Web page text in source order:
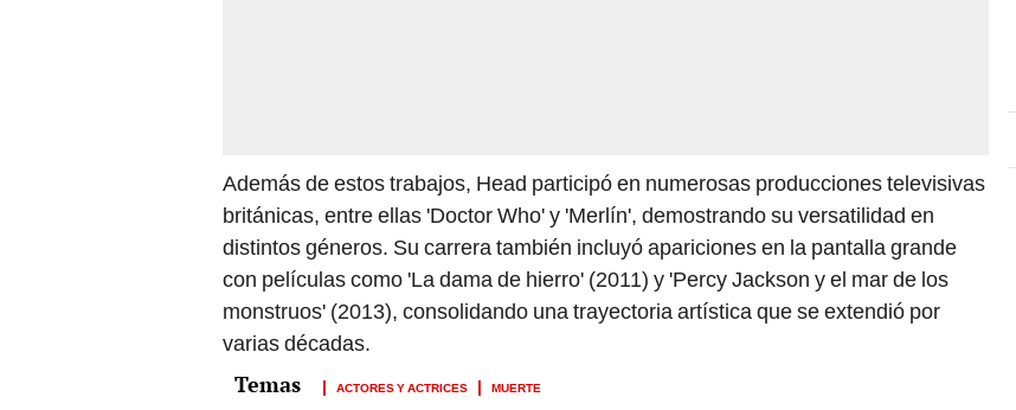
Además de estos trabajos, Head participó en numerosas producciones televisivas
británicas, entre ellas 'Doctor Who' y 'Merlín', demostrando su versatilidad en
distintos géneros. Su carrera también incluyó apariciones en la pantalla grande
con películas como 'La dama de hierro' (2011) y 'Percy Jackson y el mar de los
monstruos' (2013), consolidando una trayectoria artística que se extendió por
varias décadas.
ACTORES Y ACTRICES MUERTE